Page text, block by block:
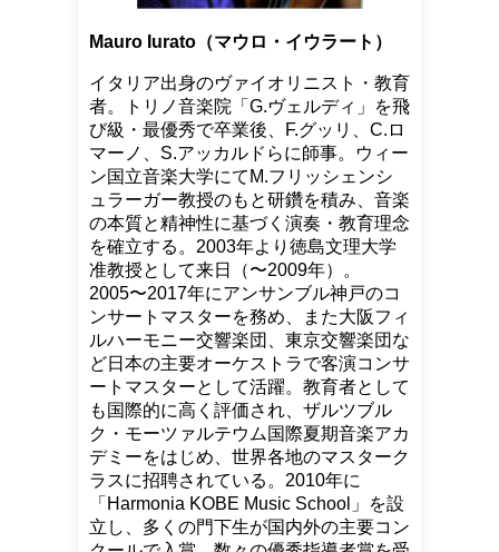
Mauro Iurato（マウロ・イウラート）
イタリア出身のヴァイオリニスト・教育
者。トリノ音楽院「G.ヴェルディ」を飛
び級・最優秀で卒業後、F.グッリ、C.ロ
マーノ、S.アッカルドらに師事。ウィー
ン国立音楽大学にてM.フリッシェンシ
ュラーガー教授のもと研鑽を積み、音楽
の本質と精神性に基づく演奏・教育理念
を確立する。2003年より徳島文理大学
准教授として来日（〜2009年）。
2005〜2017年にアンサンブル神戸のコ
ンサートマスターを務め、また大阪フィ
ルハーモニー交響楽団、東京交響楽団な
ど日本の主要オーケストラで客演コンサ
ートマスターとして活躍。教育者として
も国際的に高く評価され、ザルツブル
ク・モーツァルテウム国際夏期音楽アカ
デミーをはじめ、世界各地のマスターク
ラスに招聘されている。2010年に
「Harmonia KOBE Music School」を設
立し、多くの門下生が国内外の主要コン